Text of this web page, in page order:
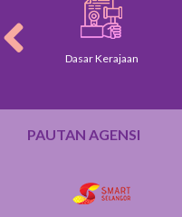
Dasar Kerajaan
PAUTAN AGENSI